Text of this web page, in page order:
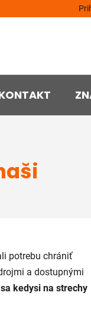
potrebu chrániť
a dostupnými
kedysi na strechy